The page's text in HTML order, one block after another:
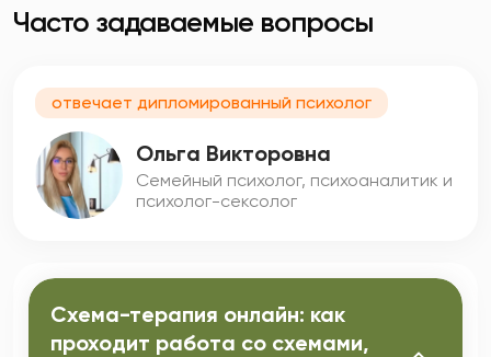
Часто задаваемые вопросы
отвечает дипломированный психолог
Ольга Викторовна
Семейный психолог, психоаналитик и
психолог-сексолог
Схема-терапия онлайн: как
проходит работа со схемами,